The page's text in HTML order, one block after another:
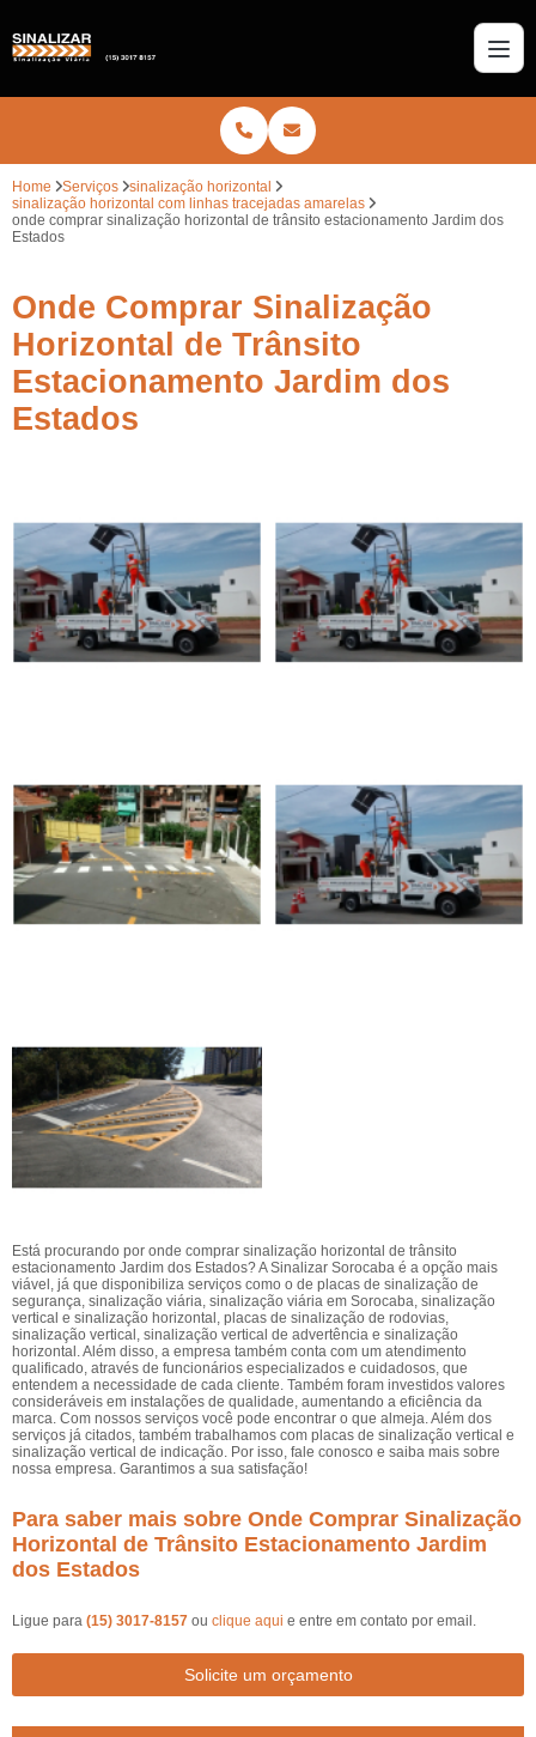
Home Serviços
sinalização horizontal
sinalização horizontal com linhas tracejadas amarelas
onde comprar sinalização horizontal de trânsito estacionamento Jardim dos
Estados
Onde Comprar Sinalização
Horizontal de Trânsito
Estacionamento Jardim dos
Estados
Está procurando por onde comprar sinalização horizontal de trânsito
estacionamento Jardim dos Estados? A Sinalizar Sorocaba é a opção mais
viável, já que disponibiliza serviços como o de placas de sinalização de
segurança, sinalização viária, sinalização viária em Sorocaba, sinalização
vertical e sinalização horizontal, placas de sinalização de rodovias,
sinalização vertical, sinalização vertical de advertência e sinalização
horizontal. Além disso, a empresa também conta com um atendimento
qualificado, através de funcionários especializados e cuidadosos, que
entendem a necessidade de cada cliente. Também foram investidos valores
consideráveis em instalações de qualidade, aumentando a eficiência da
marca. Com nossos serviços você pode encontrar o que almeja. Além dos
serviços já citados, também trabalhamos com placas de sinalização vertical e
sinalização vertical de indicação. Por isso, fale conosco e saiba mais sobre
nossa empresa. Garantimos a sua satisfação!
Para saber mais sobre Onde Comprar Sinalização
Horizontal de Trânsito Estacionamento Jardim
dos Estados
Ligue para (15) 3017-8157 ou clique aqui e entre em contato por email.
Solicite um orçamento